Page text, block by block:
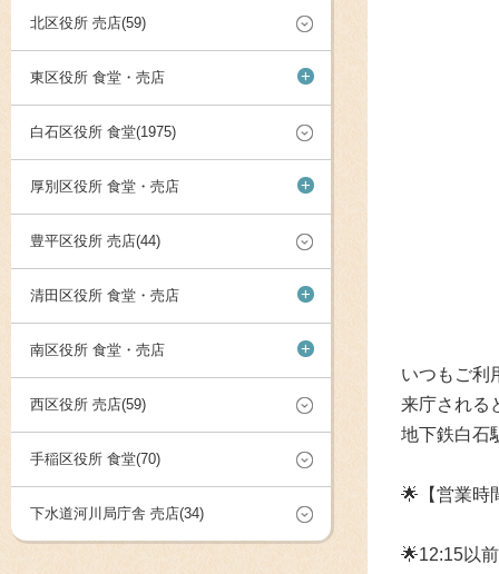
北区役所 売店(59)
東区役所 食堂・売店 +
白石区役所 食堂(1975)
厚別区役所 食堂・売店 +
豊平区役所 売店(44)
清田区役所 食堂・売店 +
南区役所 食堂・売店 +
西区役所 売店(59)
手稲区役所 食堂(70)
下水道河川局庁舎 売店(34)
いつもご利
来庁される
地下鉄白石
🌟 【営業
🌟12:15以